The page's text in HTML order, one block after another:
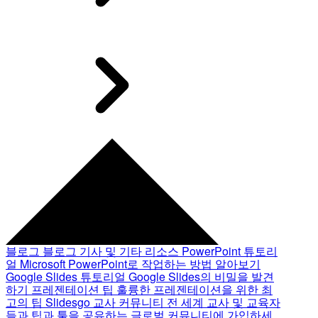
블로그 블로그 기사 및 기타 리소스 PowerPoint 튜토리
얼 Microsoft PowerPoint로 작업하는 방법 알아보기
Google Slides 튜토리얼 Google Slides의 비밀을 발견
하기 프레젠테이션 팁 훌륭한 프레젠테이션을 위한 최
고의 팁 Slidesgo 교사 커뮤니티 전 세계 교사 및 교육자